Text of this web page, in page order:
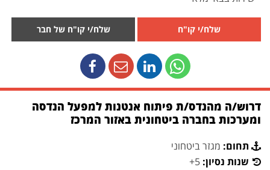
שלח/י קו"ח שלח/י קו"ח של חבר
דרוש/ה מהנדס/ת פיתוח אנטנות למפעל הנדסה
ומערכות בחברה ביטחונית באזור המרכז
תחום: מגזר ביטחוני
שנות נסיון: 5+